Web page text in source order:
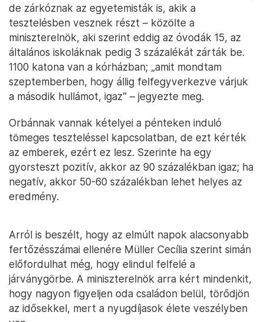
de zárkóznak az egyetemisták is, akik a
tesztelésben vesznek részt – közölte a
miniszterelnök, aki szerint eddig az óvodák 15, az
általános iskoláknak pedig 3 százalékát zárták be.
1100 katona van a kórházban; „amit mondtam
szeptemberben, hogy állig felfegyverkezve várjuk
a második hullámot, igaz” – jegyezte meg.
Orbánnak vannak kételyei a pénteken induló
tömeges teszteléssel kapcsolatban, de ezt kérték
az emberek, ezért ez lesz. Szerinte ha egy
gyorsteszt pozitív, akkor az 90 százalékban igaz; ha
negatív, akkor 50-60 százalékban lehet helyes az
eredmény.
Arról is beszélt, hogy az elmúlt napok alacsonyabb
fertőzésszámai ellenére Müller Cecília szerint simán
előfordulhat még, hogy elindul felfelé a
járványgörbe. A miniszterelnök arra kért mindenkit,
hogy nagyon figyeljen oda családon belül, törődjön
az idősekkel, mert a nyugdíjasok élete veszélyben